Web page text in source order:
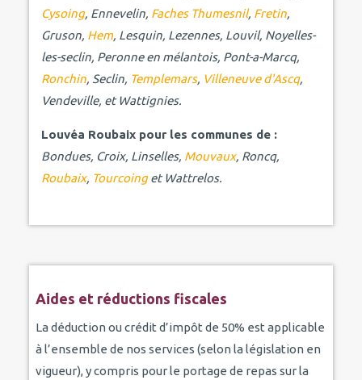
Cysoing, Ennevelin, Faches Thumesnil, Fretin,
Gruson, Hem, Lesquin, Lezennes, Louvil, Noyelles-
les-seclin, Peronne en mélantois, Pont-a-Marcq,
Ronchin, Seclin, Templemars, Villeneuve d'Ascq,
Vendeville, et Wattignies.
Louvéa Roubaix pour les communes de :
Bondues, Croix, Linselles, Mouvaux, Roncq,
Roubaix, Tourcoinget Wattrelos.
Aides et réductions fiscales
La déduction ou crédit d’impôt de 50% est applicable
à l’ensemble de nos services (selon la législation en
vigueur), y compris pour le portage de repas sur la